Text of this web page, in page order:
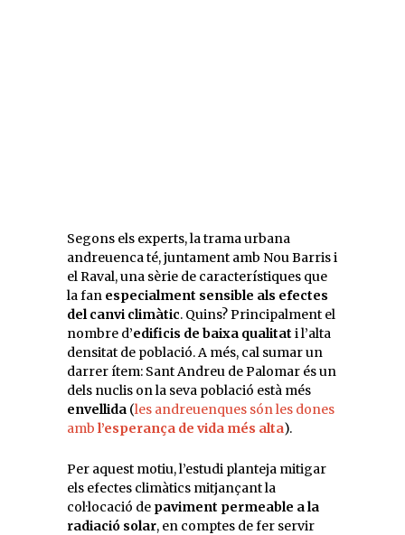
Segons els experts, la trama urbana
andreuenca té, juntament amb Nou Barris i
el Raval, una sèrie de característiques que
la fan especialment sensible als efectes
del canvi climàtic. Quins? Principalment el
nombre d’edificis de baixa qualitat i l’alta
densitat de població. A més, cal sumar un
darrer ítem: Sant Andreu de Palomar és un
dels nuclis on la seva població està més
envellida (les andreuenques són les dones
amb l’esperança de vida més alta).
Per aquest motiu, l’estudi planteja mitigar
els efectes climàtics mitjançant la
col·locació de paviment permeable a la
radiació solar, en comptes de fer servir